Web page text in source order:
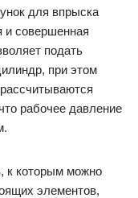
для впрыска
и совершенная
подать
при этом
рабочее давление
к которым можно
элементов,